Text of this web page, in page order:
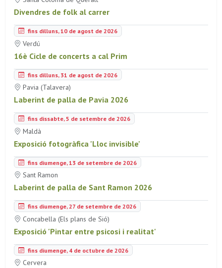
Divendres de folk al carrer
fins dilluns, 10 de agost de 2026
Verdú
16è Cicle de concerts a cal Prim
fins dilluns, 31 de agost de 2026
Pavia (Talavera)
Laberint de palla de Pavia 2026
fins dissabte, 5 de setembre de 2026
Maldà
Exposició fotogràfica 'Lloc invisible'
fins diumenge, 13 de setembre de 2026
Sant Ramon
Laberint de palla de Sant Ramon 2026
fins diumenge, 27 de setembre de 2026
Concabella (Els plans de Sió)
Exposició 'Pintar entre psicosi i realitat'
fins diumenge, 4 de octubre de 2026
Cervera